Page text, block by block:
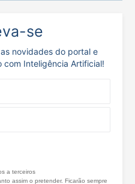
se
novidades do portal e
Inteligência Artificial!
a terceiros
assim o pretender. Ficarão sempre